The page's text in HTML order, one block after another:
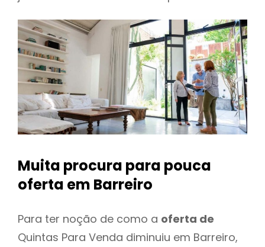
Muita procura para pouca
oferta em Barreiro
Para ter noção de como a oferta de
Quintas Para Venda diminuiu em Barreiro,